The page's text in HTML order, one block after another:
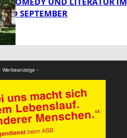
SEPTEMBER
Werbeanzeige -